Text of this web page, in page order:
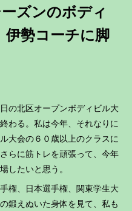
ズンのボディ
伊勢コーチに脚
の北区オープンボディビル大
わる。私は今年、それなりに
大会の６０歳以上のクラスに
らに筋トレを頑張って、今年
したいと思う。
権、日本選手権、関東学生大
鍛えぬいた身体を見て、私も